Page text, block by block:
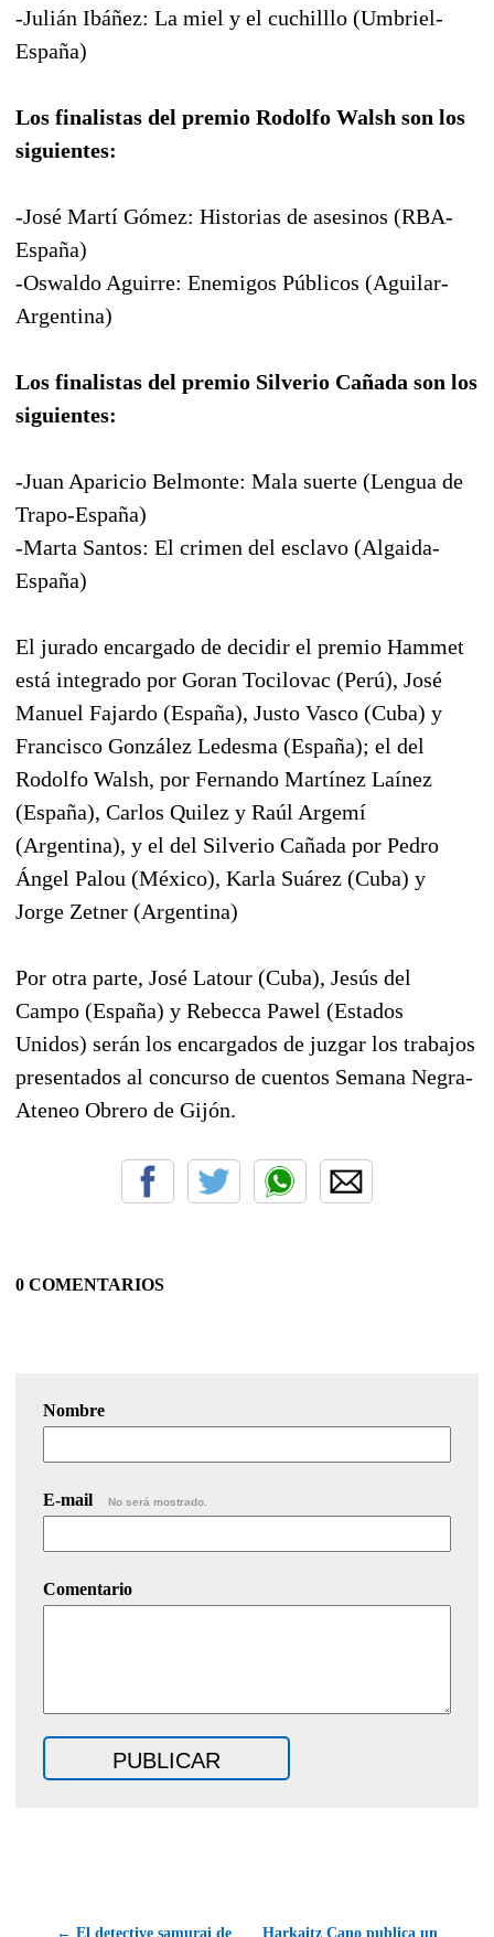
-Julián Ibáñez: La miel y el cuchilllo (Umbriel-
España)
Los finalistas del premio Rodolfo Walsh son los
siguientes:
-José Martí Gómez: Historias de asesinos (RBA-
España)
-Oswaldo Aguirre: Enemigos Públicos (Aguilar-
Argentina)
Los finalistas del premio Silverio Cañada son los
siguientes:
-Juan Aparicio Belmonte: Mala suerte (Lengua de
Trapo-España)
-Marta Santos: El crimen del esclavo (Algaida-
España)
El jurado encargado de decidir el premio Hammet
está integrado por Goran Tocilovac (Perú), José
Manuel Fajardo (España), Justo Vasco (Cuba) y
Francisco González Ledesma (España); el del
Rodolfo Walsh, por Fernando Martínez Laínez
(España), Carlos Quilez y Raúl Argemí
(Argentina), y el del Silverio Cañada por Pedro
Ángel Palou (México), Karla Suárez (Cuba) y
Jorge Zetner (Argentina)
Por otra parte, José Latour (Cuba), Jesús del
Campo (España) y Rebecca Pawel (Estados
Unidos) serán los encargados de juzgar los trabajos
presentados al concurso de cuentos Semana Negra-
Ateneo Obrero de Gijón.
0 COMENTARIOS
Nombre
E-mail No será mostrado.
Comentario
← El detective samurai de Harkaitz Cano publica un